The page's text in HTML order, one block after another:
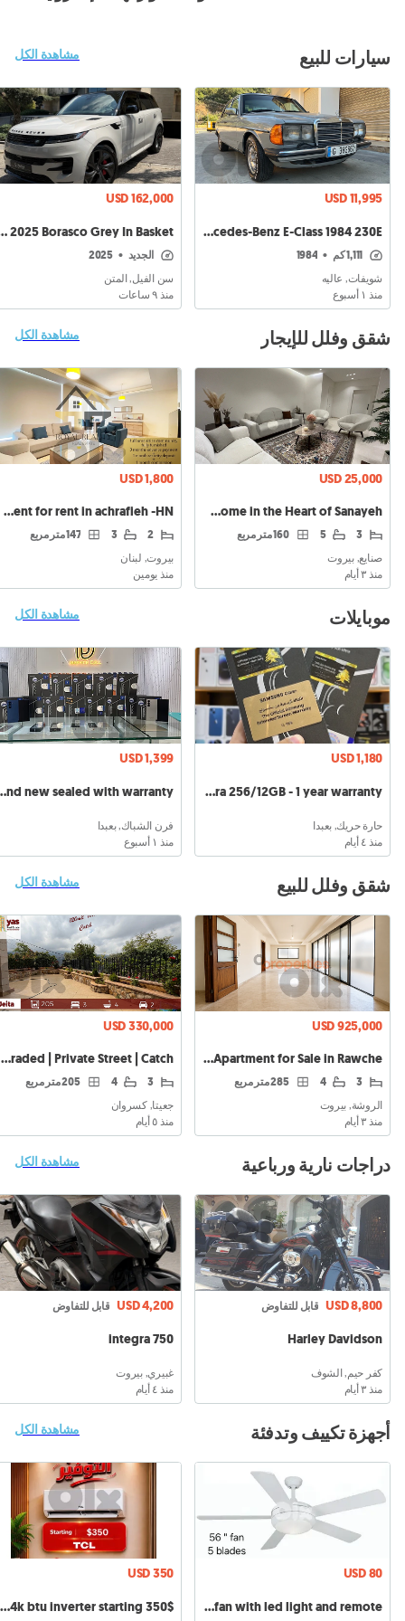
سيارات للبيع مشاهدة الكل
USD 11,995
Mercedes-Benz E-Class 1984 230E
1,111 كم •
1984
شويفات, عاليه
منذ ١ أسبوع
USD 162,000
2025 Borasco Grey In Basket!
الجديد •
2025
سن الفيل, المتن
منذ ٩ ساعات
شقق وفلل للإيجار مشاهدة الكل
USD 25,000
Luxury 3-Master Home in the Heart of Sanayeh
3
5 160 متر مربع
صنايع, بيروت
منذ ٣ أيام
USD 1,800
apartment for rent in achrafieh -HN شقة للايجار في الاشرفية
2
3 147 متر مربع
بيروت, لبنان
منذ يومين
موبايلات مشاهدة الكل
USD 1,180
Samsung Galaxy S26 Ultra 256/12GB - 1 year warranty
حارة حريك, بعبدا
منذ ٤ أيام
USD 1,399
sealed with warranty
فرن الشباك, بعبدا
منذ ١ أسبوع
شقق وفلل للبيع مشاهدة الكل
USD 925,000
Apartment for Sale in Rawche شقة للبيع في الروشة CPBHS153
3
4 285 متر مربع
الروشة, بيروت
منذ ٣ أيام
USD 330,000
Jeita 205m2 | 120m2 Terrace | Ultra Upgraded | Private Street | Catch
3
4 205 متر مربع
جعيتا, كسروان
منذ ٥ أيام
دراجات نارية ورباعية مشاهدة الكل
USD 8,800 قابل للتفاوض
Harley Davidson
كفر حيم, الشوف
منذ ٣ أيام
USD 4,200 قابل للتفاوض
integra 750
غبيري, بيروت
منذ ٤ أيام
أجهزة تكييف وتدفئة مشاهدة الكل
USD 80
ceiling fan with led light and remote
USD 350
AC TCL SaveIn, T-Pro, Elite 9,12,18,24k btu inverter starting 350$